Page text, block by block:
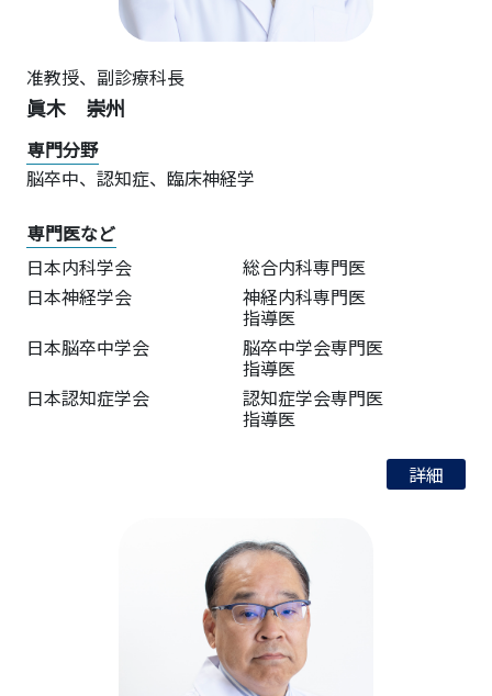
准教授、 副診療科長
眞木 崇州
専門分野
脳卒中、認知症、臨床神経学
専門医など
日本内科学会
総合内科専門医
日本神経学会
神経内科専門医
指導医
日本脳卒中学会
脳卒中学会専門医
指導医
日本認知症学会
認知症学会専門医
指導医
詳細